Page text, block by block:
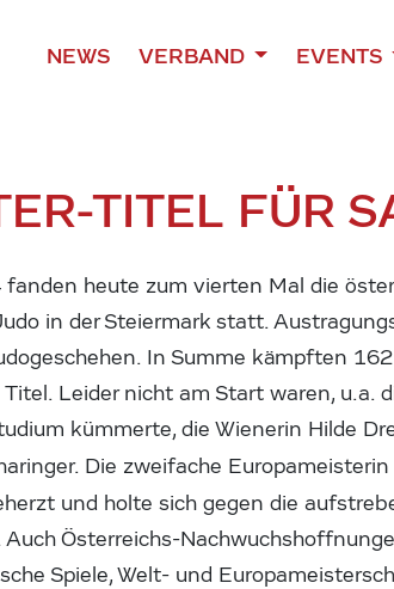
NEWS VERBAND EVENTS
TITEL FÜR
heute zum vierten Mal die
in der Steiermark statt.
In Summe kämpften
Leider nicht am Start waren, u.a.
kümmerte, die Wienerin Hilde
Die zweifache
und holte sich gegen die
Österreichs-
Spiele, Welt- und